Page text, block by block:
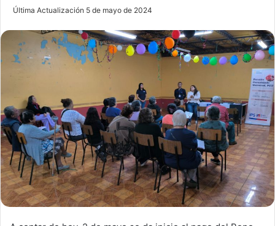
e
d
a
n
a
i
l
Última Actualización 5 de mayo de 2024